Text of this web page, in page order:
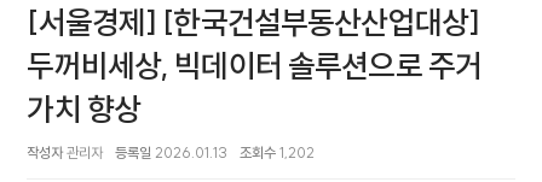
[서울경제] [한국건설부동산산업대상]
두꺼비세상, 빅데이터 솔루션으로 주거
가치 향상
작성자 관리자 등록일 2026.01.13 조회수 1,202